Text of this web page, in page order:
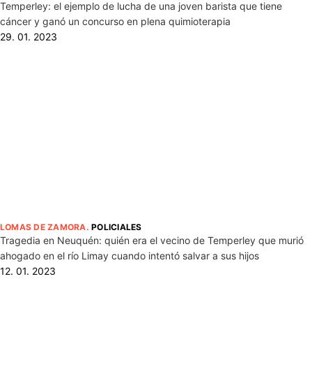
Temperley: el ejemplo de lucha de una joven barista que tiene
cáncer y ganó un concurso en plena quimioterapia
29. 01. 2023
LOMAS DE ZAMORA.POLICIALES
Tragedia en Neuquén: quién era el vecino de Temperley que murió
ahogado en el río Limay cuando intentó salvar a sus hijos
12. 01. 2023